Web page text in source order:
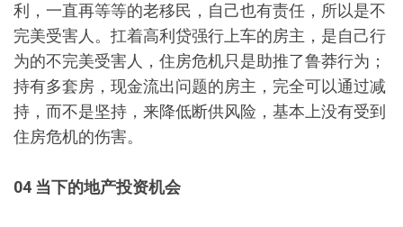
利，一直再等等的老移民，自己也有责任，所以是不
完美受害人。扛着高利贷强行上车的房主，是自己行
为的不完美受害人，住房危机只是助推了鲁莽行为；
持有多套房，现金流出问题的房主，完全可以通过减
持，而不是坚持，来降低断供风险，基本上没有受到
住房危机的伤害。
04 当下的地产投资机会